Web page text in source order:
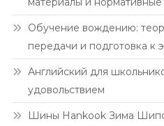
Обучение вождению:
передачи и подготовка к
Английский для
удовольствием
Шины Hankook Зима